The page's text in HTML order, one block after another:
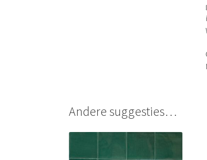
Andere suggesties…